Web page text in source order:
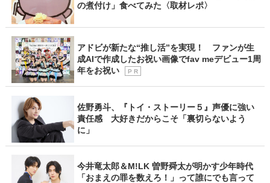
の煮付け」食べてみた〈取材レポ〉
アドビが新たな“推し活”を実現！ ファンが生
成AIで作成したお祝い画像でfav meデビュー1周
年をお祝い
P R
佐野勇斗、『トイ・ストーリー５』声優に強い
責任感 大好きだからこそ「裏切らないよう
に」
今井竜太郎＆M!LK 曽野舜太が明かす少年時代
「おまえの罪を数えろ！」って誰にでも言って